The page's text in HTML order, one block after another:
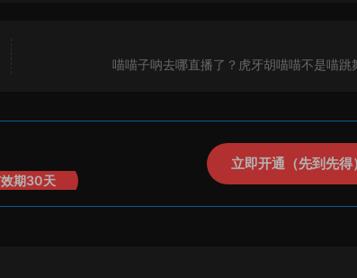
喵喵子呐去哪直播了？虎牙胡喵喵不是喵跳
期30天
立即开通（先到先得